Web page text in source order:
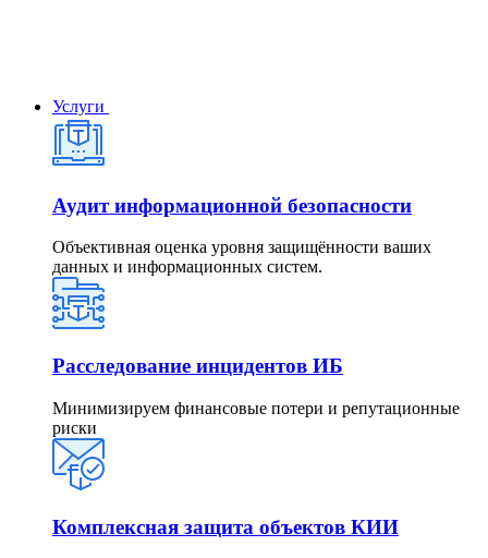
Услуги
Аудит информационной безопасности
Объективная оценка уровня защищённости ваших
данных и информационных систем.
Расследование инцидентов ИБ
Минимизируем финансовые потери и репутационные
риски
Комплексная защита объектов КИИ